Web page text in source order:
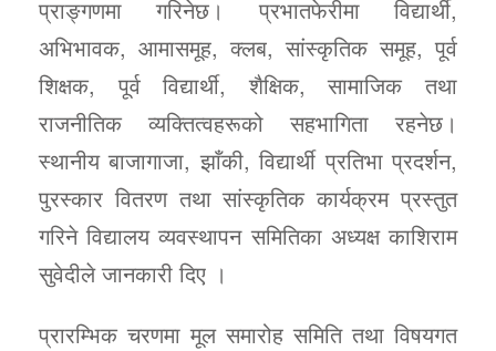
प्राङ्गणमा गरिनेछ। प्रभातफेरीमा विद्यार्थी,
अभिभावक, आमासमूह, क्लब, सांस्कृतिक समूह, पूर्व
शिक्षक, पूर्व विद्यार्थी, शैक्षिक, सामाजिक तथा
राजनीतिक व्यक्तित्वहरूको सहभागिता रहनेछ।
स्थानीय बाजागाजा, झाँकी, विद्यार्थी प्रतिभा प्रदर्शन,
पुरस्कार वितरण तथा सांस्कृतिक कार्यक्रम प्रस्तुत
गरिने विद्यालय व्यवस्थापन समितिका अध्यक्ष काशिराम
सुवेदीले जानकारी दिए ।
प्रारम्भिक चरणमा मूल समारोह समिति तथा विषयगत